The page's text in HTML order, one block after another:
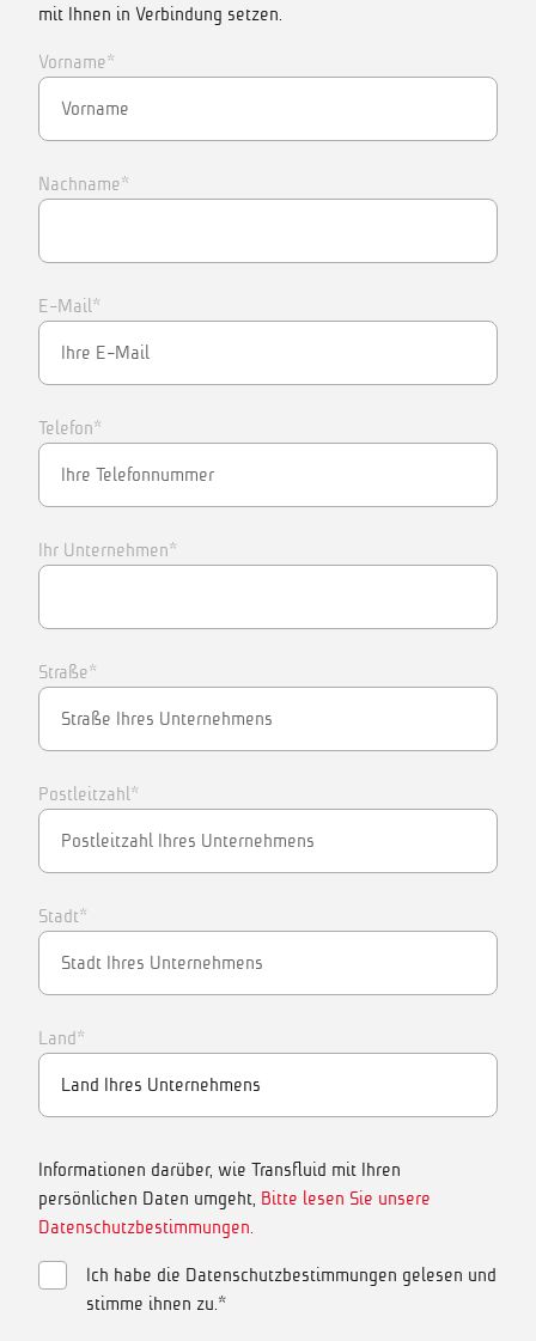
mit Ihnen in Verbindung setzen.
Vorname*
Nachname*
E-Mail*
Telefon*
Ihr Unternehmen*
Straße*
Postleitzahl*
Stadt*
Land*
Informationen darüber, wie Transfluid mit Ihren
persönlichen Daten umgeht, Bitte lesen Sie unsere
Datenschutzbestimmungen.
Ich habe die Datenschutzbestimmungen gelesen und
stimme ihnen zu.*